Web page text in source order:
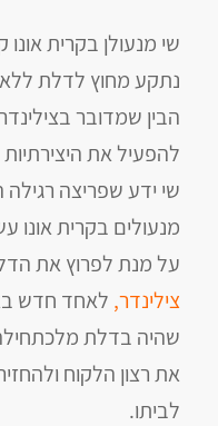
שי מנעולן בקרית
נתקע מחוץ לדלת
הבין שמדובר
להפעיל את
שי ידע שפריצה
מנעולים בקרית אונו
על מנת לפרוץ את
צילינדר, לאחד חדש
שהיה בדלת
את רצון הלקוח
לביתו.